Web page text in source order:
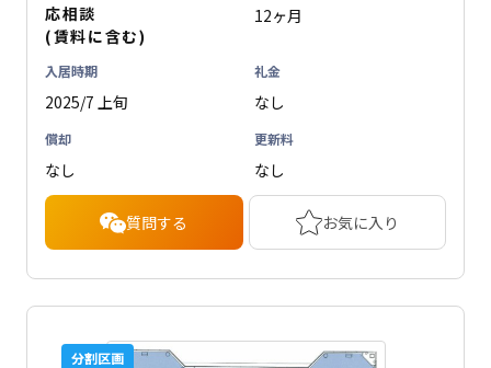
応相談
(賃料に含む)
12ヶ月
入居時期
2025/7 上旬
礼金
なし
償却
なし
更新料
なし
質問する お気に入り
分割区画